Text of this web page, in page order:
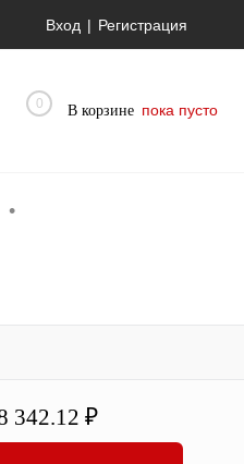
Вход Регистрация
0 В корзине пока пусто
•
342.12 ₽